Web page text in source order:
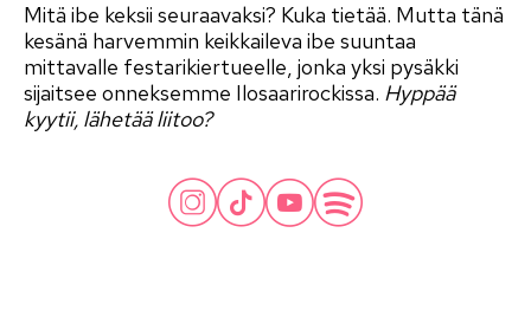
Mitä ibe keksii seuraavaksi? Kuka tietää. Mutta tänä
kesänä harvemmin keikkaileva ibe suuntaa
mittavalle festarikiertueelle, jonka yksi pysäkki
sijaitsee onneksemme Ilosaarirockissa. Hyppää
kyytii, lähetää liitoo?